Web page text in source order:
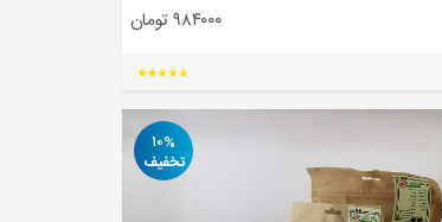
۹۸۴۰۰۰ تومان
۱۰%
تخفیف